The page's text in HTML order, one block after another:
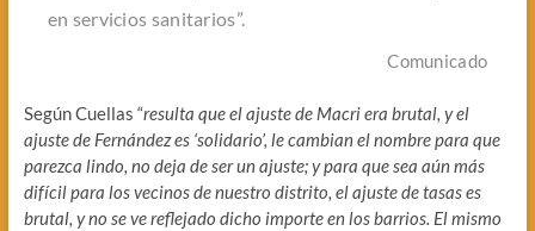
en servicios sanitarios”.
Comunicado
Según Cuellas “resulta que el ajuste de Macri era brutal, y el
ajuste de Fernández es ‘solidario’, le cambian el nombre para que
parezca lindo, no deja de ser un ajuste; y para que sea aún más
difícil para los vecinos de nuestro distrito, el ajuste de tasas es
brutal, y no se ve reflejado dicho importe en los barrios. El mismo